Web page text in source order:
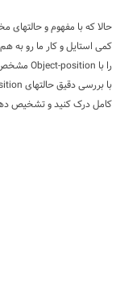
کمی استایل و کار ما رو به
را با Object-position مشخص کنیم.
کامل درک کنید و تشخیص